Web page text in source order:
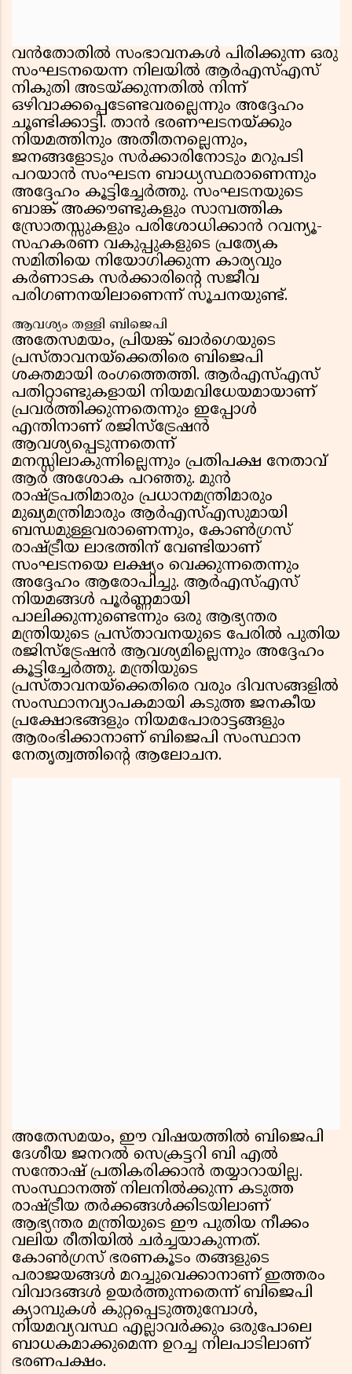
വൻതോതിൽ സംഭാവനകൾ പിരിക്കുന്ന ഒരു
സംഘടനയെന്ന നിലയിൽ ആർഎസ്എസ്
നികുതി അടയ്ക്കുന്നതിൽ നിന്ന്
ഒഴിവാക്കപ്പെടേണ്ടവരല്ലെന്നും അദ്ദേഹം
ചൂണ്ടിക്കാട്ടി. താൻ ഭരണഘടനയ്ക്കും
നിയമത്തിനും അതീതനല്ലെന്നും,
ജനങ്ങളോടും സർക്കാരിനോടും മറുപടി
പറയാൻ സംഘടന ബാധ്യസ്ഥരാണെന്നും
അദ്ദേഹം കൂട്ടിച്ചേർത്തു. സംഘടനയുടെ
ബാങ്ക് അക്കൗണ്ടുകളും സാമ്പത്തിക
സ്രോതസ്സുകളും പരിശോധിക്കാൻ റവന്യൂ-
സഹകരണ വകുപ്പുകളുടെ പ്രത്യേക
സമിതിയെ നിയോഗിക്കുന്ന കാര്യവും
കർണാടക സർക്കാരിന്റെ സജീവ
പരിഗണനയിലാണെന്ന് സൂചനയുണ്ട്.
ആവശ്യം തള്ളി ബിജെപി
അതേസമയം, പ്രിയങ്ക് ഖാർഗെയുടെ
പ്രസ്താവനയ്ക്കെതിരെ ബിജെപി
ശക്തമായി രംഗത്തെത്തി. ആർഎസ്എസ്
പതിറ്റാണ്ടുകളായി നിയമവിധേയമായാണ്
പ്രവർത്തിക്കുന്നതെന്നും ഇപ്പോൾ
എന്തിനാണ് രജിസ്ട്രേഷൻ
ആവശ്യപ്പെടുന്നതെന്ന്
മനസ്സിലാകുന്നില്ലെന്നും പ്രതിപക്ഷ നേതാവ്
ആർ അശോക പറഞ്ഞു. മുൻ
രാഷ്ട്രപതിമാരും പ്രധാനമന്ത്രിമാരും
മുഖ്യമന്ത്രിമാരും ആർഎസ്എസുമായി
ബന്ധമുള്ളവരാണെന്നും, കോൺഗ്രസ്
രാഷ്ട്രീയ ലാഭത്തിന് വേണ്ടിയാണ്
സംഘടനയെ ലക്ഷ്യം വെക്കുന്നതെന്നും
അദ്ദേഹം ആരോപിച്ചു. ആർഎസ്എസ്
നിയമങ്ങൾ പൂർണ്ണമായി
പാലിക്കുന്നുണ്ടെന്നും ഒരു ആഭ്യന്തര
മന്ത്രിയുടെ പ്രസ്താവനയുടെ പേരിൽ പുതിയ
രജിസ്ട്രേഷൻ ആവശ്യമില്ലെന്നും അദ്ദേഹം
കൂട്ടിച്ചേർത്തു. മന്ത്രിയുടെ
പ്രസ്താവനയ്ക്കെതിരെ വരും ദിവസങ്ങളിൽ
സംസ്ഥാനവ്യാപകമായി കടുത്ത ജനകീയ
പ്രക്ഷോഭങ്ങളും നിയമപോരാട്ടങ്ങളും
ആരംഭിക്കാനാണ് ബിജെപി സംസ്ഥാന
നേതൃത്വത്തിന്റെ ആലോചന.
അതേസമയം, ഈ വിഷയത്തിൽ ബിജെപി
ദേശീയ ജനറൽ സെക്രട്ടറി ബി എൽ
സന്തോഷ് പ്രതികരിക്കാൻ തയ്യാറായില്ല.
സംസ്ഥാനത്ത് നിലനിൽക്കുന്ന കടുത്ത
രാഷ്ട്രീയ തർക്കങ്ങൾക്കിടയിലാണ്
ആഭ്യന്തര മന്ത്രിയുടെ ഈ പുതിയ നീക്കം
വലിയ രീതിയിൽ ചർച്ചയാകുന്നത്.
കോൺഗ്രസ് ഭരണകൂടം തങ്ങളുടെ
പരാജയങ്ങൾ മറച്ചുവെക്കാനാണ് ഇത്തരം
വിവാദങ്ങൾ ഉയർത്തുന്നതെന്ന് ബിജെപി
ക്യാമ്പുകൾ കുറ്റപ്പെടുത്തുമ്പോൾ,
നിയമവ്യവസ്ഥ എല്ലാവർക്കും ഒരുപോലെ
ബാധകമാക്കുമെന്ന ഉറച്ച നിലപാടിലാണ്
ഭരണപക്ഷം.